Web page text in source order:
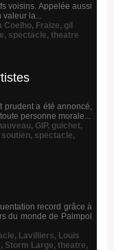
voisins. Appelée aussi
valeur la...
Coelho, Fraize, gil
, spectacle, theatre
prudent a été annoncé,
personne morale...
, GIP, guichet,
soutien, spectacle,
record grâce à
du monde de Paimpol
, Lavilliers, Louis
, Storm Large, theatre,